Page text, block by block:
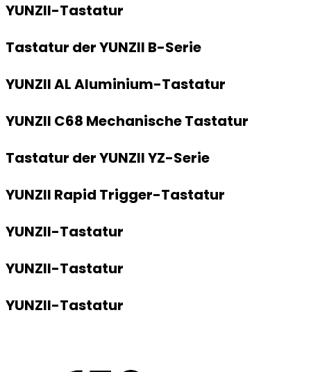
YUNZII-Tastatur
Tastatur der YUNZII B-Serie
YUNZII AL Aluminium-Tastatur
YUNZII C68 Mechanische Tastatur
Tastatur der YUNZII YZ-Serie
YUNZII Rapid Trigger-Tastatur
YUNZII-Tastatur
YUNZII-Tastatur
YUNZII-Tastatur